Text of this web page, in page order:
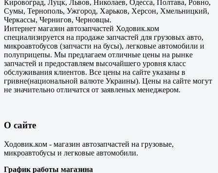
Кировоград, Луцк, Львов, Николаев, Одесса, Полтава, Ровно,
Сумы, Тернополь, Ужгород, Харьков, Херсон, Хмельницкий,
Черкассы, Чернигов, Черновцы.
Интернет магазин автозапчастей Ходовик.ком
специализируется на продаже запчастей для грузовых авто,
микроавтобусов (запчасти на бусы), легковые автомобили и
полуприцепы. Мы предлагаем отличные цены на рынке
запчастей и предоставляем высочайшего уровня класс
обслуживания клиентов. Все цены на сайте указаны в
гривне(национальной валюте Украины). Цены на сайте могут
не значительно отличатся от заявленых менеджером.
О сайте
Ходовик.ком - магазин автозапчастей на грузовые,
микроавтобусы и легковые автомобили.
График работы магазина